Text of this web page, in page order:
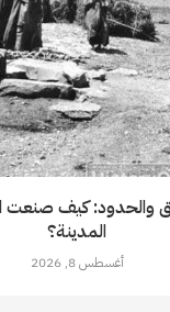
والحدود: كيف
المدينة؟
أغسطس 8, 2026